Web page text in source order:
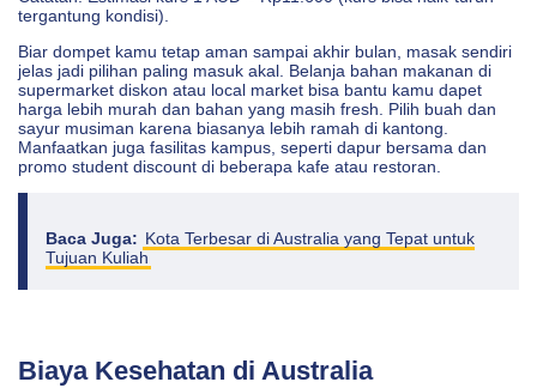
tergantung kondisi).
Biar dompet kamu tetap aman sampai akhir bulan, masak sendiri
jelas jadi pilihan paling masuk akal. Belanja bahan makanan di
supermarket diskon atau local market bisa bantu kamu dapet
harga lebih murah dan bahan yang masih fresh. Pilih buah dan
sayur musiman karena biasanya lebih ramah di kantong.
Manfaatkan juga fasilitas kampus, seperti dapur bersama dan
promo student discount di beberapa kafe atau restoran.
Baca Juga: Kota Terbesar di Australia yang Tepat untuk
Tujuan Kuliah
Biaya Kesehatan di Australia